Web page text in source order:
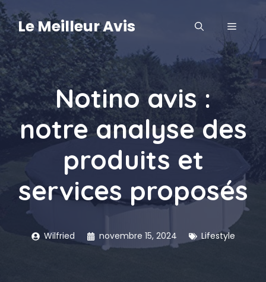
Aller
au
contenu
Le Meilleur Avis MENU
Notino avis :
notre analyse des
produits et
services proposés
Wilfried novembre 15, 2024 Lifestyle